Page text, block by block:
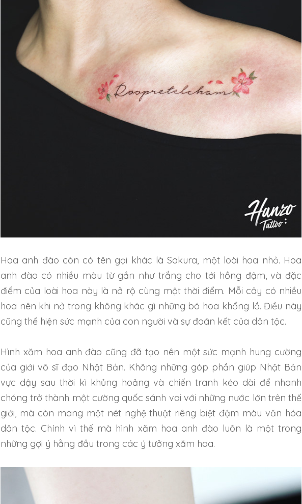
Hoa anh đào còn có tên gọi khác là Sakura, một loài hoa nhỏ. Hoa
anh đào có nhiều màu từ gần như trắng cho tới hồng đậm, và đặc
điểm của loài hoa này là nở rộ cùng một thời điểm. Mỗi cây có nhiều
hoa nên khi nở trong không khác gì những bó hoa khổng lồ. Điều này
cũng thể hiện sức mạnh của con người và sự đoán kết của dân tộc.
Hình xăm hoa anh đào cũng đã tạo nên một sức mạnh hung cường
của giới võ sĩ đạo Nhật Bản. Không những góp phần giúp Nhật Bản
vực dậy sau thời kì khủng hoảng và chiến tranh kéo dài để nhanh
chóng trở thành một cường quốc sánh vai với những nước lớn trên thế
giới, mà còn mang một nét nghệ thuật riêng biệt đậm màu văn hóa
dân tộc. Chính vì thế mà hình xăm hoa anh đào luôn là một trong
những gợi ý hằng đầu trong các ý tưởng xăm hoa.